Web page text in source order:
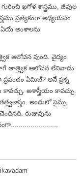
గురించి ఖగోళ శాస్త్రము, జీవుల
ప్రత్యేకంగా అధ్యయనం
ఏయే అంశాలను
ఆలోచన వుంది. వైద్యం
తాత్త్విక ఆలోచన లేనివాడు
ఏమిటి? అనే ప్రశ్న
అశాస్త్రీయం కావచ్చు.
అందులో సైన్సు
రుజువును